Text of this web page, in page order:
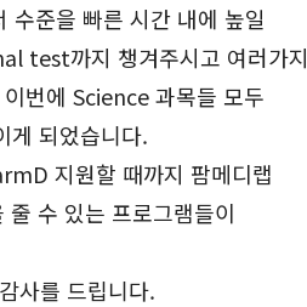
준을 빠른 시간 내에 높일
test까지 챙겨주시고 여러가지
번에 Science 과목들 모두
게 되었습니다.
지원할 때까지 팜메디랩
수 있는 프로그램들이
사를 드립니다.